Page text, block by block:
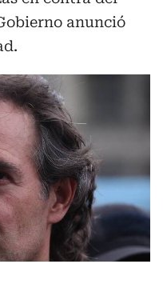
anunció